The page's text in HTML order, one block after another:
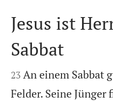

Jesus ist
Sabbat

23 An einem Sabbat
Felder. Seine Jünger